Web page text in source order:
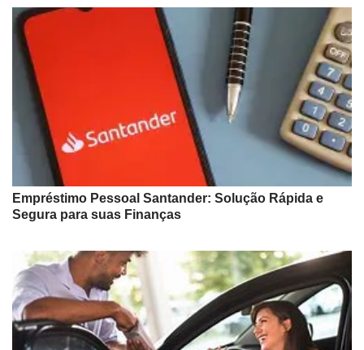
Empréstimo Pessoal Santander: Solução Rápida e
Segura para suas Finanças